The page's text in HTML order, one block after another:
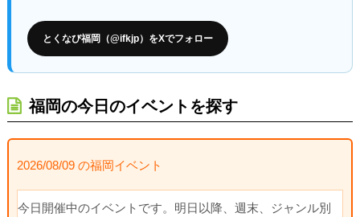
とくなび福岡（@ifkjp）をXでフォロー
福岡の今日のイベントを探す
2026/08/09 の福岡イベント
今日開催中のイベントです。明日以降、週末、ジャンル別